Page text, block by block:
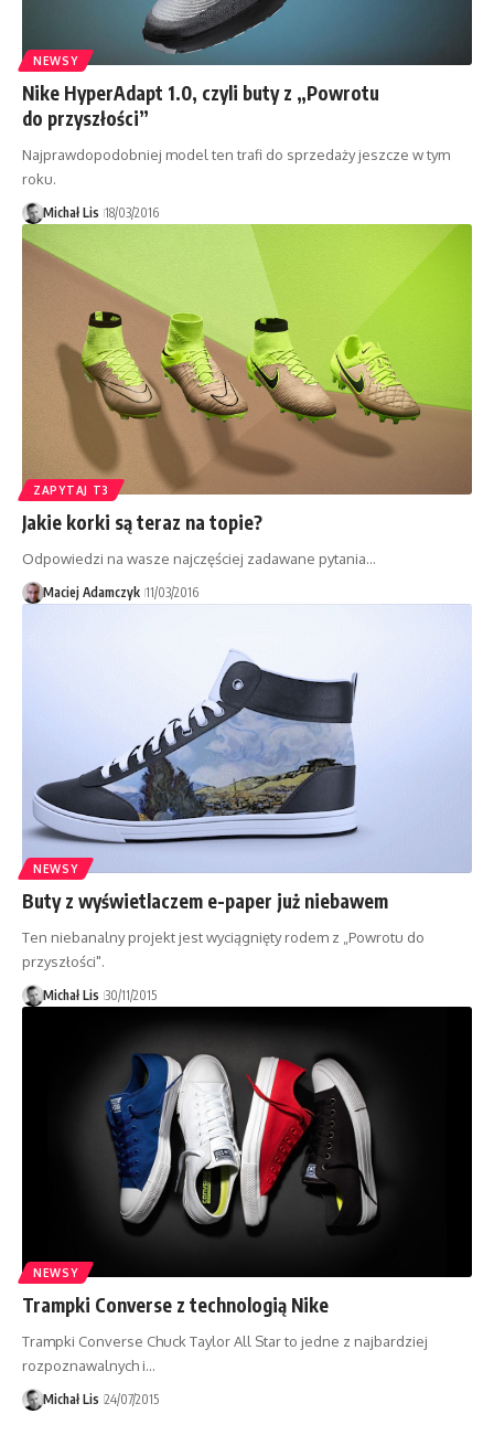
NEWSY
Nike HyperAdapt 1.0, czyli buty z „Powrotu
do przyszłości”
Najprawdopodobniej model ten trafi do sprzedaży jeszcze w tym
roku.
Michał Lis 18/03/2016
ZAPYTAJ T3
Jakie korki są teraz na topie?
Odpowiedzi na wasze najczęściej zadawane pytania…
Maciej Adamczyk 11/03/2016
NEWSY
Buty z wyświetlaczem e-paper już niebawem
Ten niebanalny projekt jest wyciągnięty rodem z „Powrotu do
przyszłości".
Michał Lis 30/11/2015
NEWSY
Trampki Converse z technologią Nike
Trampki Converse Chuck Taylor All Star to jedne z najbardziej
rozpoznawalnych i…
Michał Lis 24/07/2015